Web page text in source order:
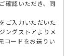
確認いただき、同
ご入力いただいた
ングストアよりメ
コードをお送りい